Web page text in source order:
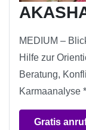
MEDIUM –
Hilfe zur
Beratung,
Karmaanalyse
Gratis